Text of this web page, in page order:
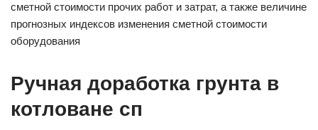
сметной стоимости прочих работ и затрат, а также величине
прогнозных индексов изменения сметной стоимости
оборудования
Ручная доработка грунта в
котловане сп